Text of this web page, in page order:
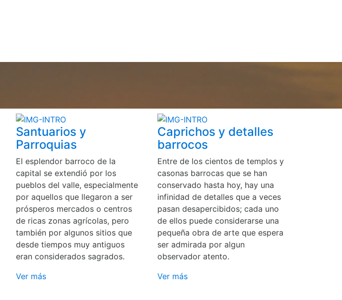
Santuarios y
Parroquias
El esplendor barroco de la
capital se extendió por los
pueblos del valle, especialmente
por aquellos que llegaron a ser
prósperos mercados o centros
de ricas zonas agrícolas, pero
también por algunos sitios que
desde tiempos muy antiguos
eran considerados sagrados.
Ver más
Caprichos y detalles
barrocos
Entre de los cientos de templos y
casonas barrocas que se han
conservado hasta hoy, hay una
infinidad de detalles que a veces
pasan desapercibidos; cada uno
de ellos puede considerarse una
pequeña obra de arte que espera
ser admirada por algun
observador atento.
Ver más